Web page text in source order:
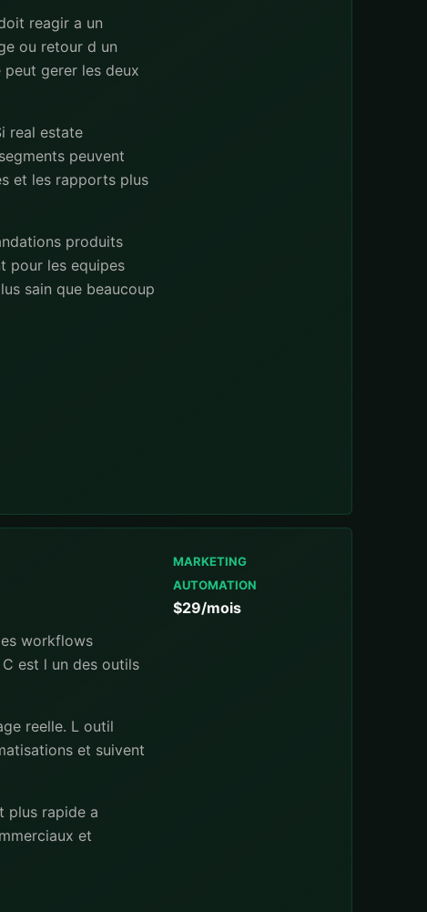
reagir a un
ou retour d un
gerer les deux
real estate
peuvent
et les rapports plus
produits
pour les equipes
sain que beaucoup
workflows
est l un des outils
reelle. L outil
et suivent
plus rapide a
et
MARKETING
AUTOMATION
$29/mois